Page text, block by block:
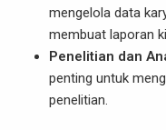
mengelola data
membuat laporan
Penelitian dan
penting untuk
penelitian.